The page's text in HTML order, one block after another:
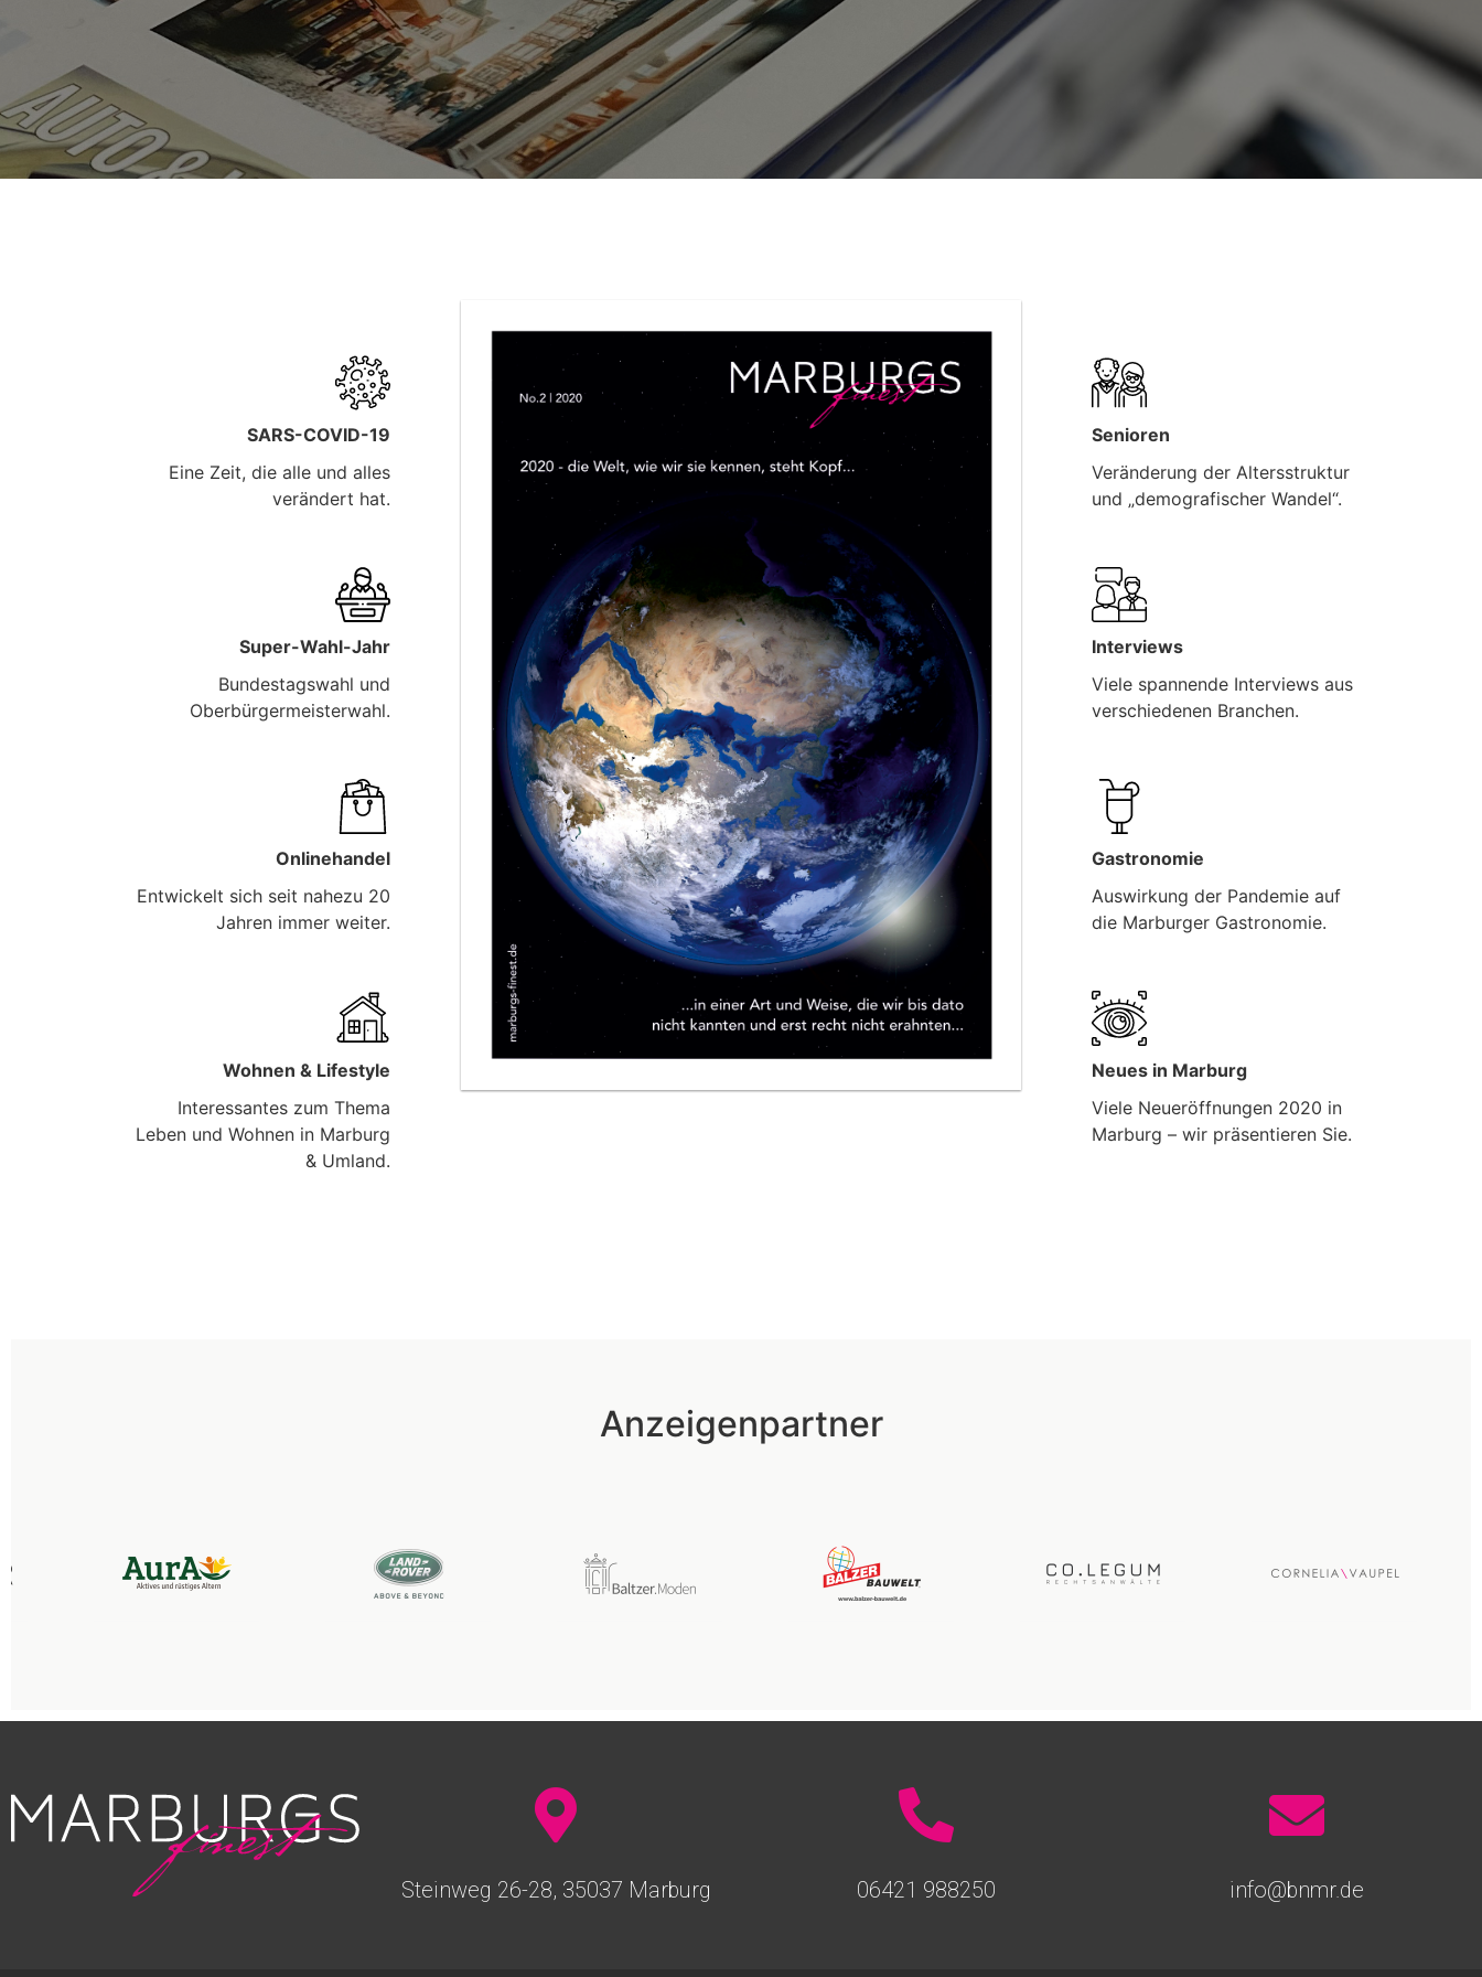
SARS-COVID-19
Eine Zeit, die alle und alles
verändert hat.
Super-Wahl-Jahr
Bundestagswahl und
Oberbürgermeisterwahl.
Onlinehandel
Entwickelt sich seit nahezu 20
Jahren immer weiter.
Wohnen & Lifestyle
Interessantes zum Thema
Leben und Wohnen in Marburg
& Umland.
Senioren
Veränderung der Altersstruktur
und „demografischer Wandel“.
Interviews
Viele spannende Interviews aus
verschiedenen Branchen.
Gastronomie
Auswirkung der Pandemie auf
die Marburger Gastronomie.
Neues in Marburg
Viele Neueröffnungen 2020 in
Marburg – wir präsentieren Sie.
Anzeigenpartner
Steinweg 26-28, 35037 Marburg 06421 988250 info@bnmr.de